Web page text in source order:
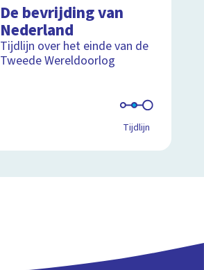
De bevrijding van
Nederland
Tijdlijn over het einde van de
Tweede Wereldoorlog
Tijdlijn